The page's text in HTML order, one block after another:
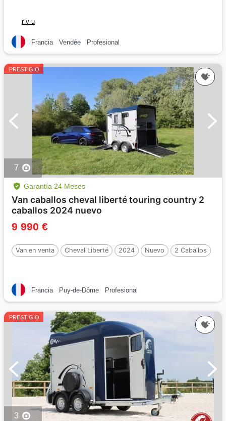
r-v-u
Francia Vendée Profesional
PRESTIGIO
7
Garantía 24 Meses
Van caballos cheval liberté touring country 2
caballos 2024 nuevo
9 990 €
Van en venta Cheval Liberté 2024 Nuevo 2 Caballos
Francia Puy-de-Dôme Profesional
PRESTIGIO
3